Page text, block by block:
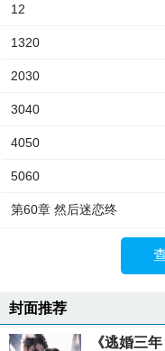
12
1320
2030
3040
4050
5060
第60章 然后迷恋终
封面推荐
《逃婚三